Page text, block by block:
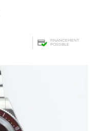
FINANCEMENT
POSSIBLE